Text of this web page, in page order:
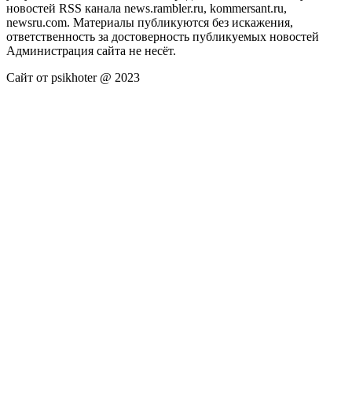
новостей RSS канала news.rambler.ru, kommersant.ru,
newsru.com. Материалы публикуются без искажения,
ответственность за достоверность публикуемых новостей
Администрация сайта не несёт.
Сайт от psikhoter @ 2023